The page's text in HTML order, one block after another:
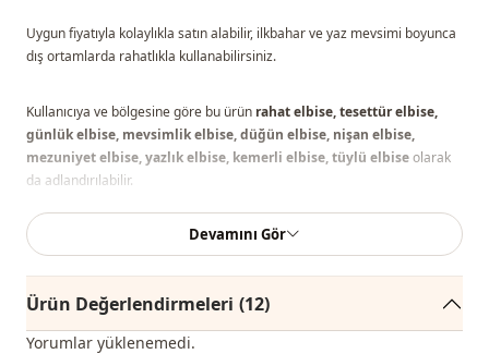
Uygun fiyatıyla kolaylıkla satın alabilir, ilkbahar ve yaz mevsimi boyunca
dış ortamlarda rahatlıkla kullanabilirsiniz.
Kullanıcıya ve bölgesine göre bu ürün rahat elbise, tesettür elbise,
günlük elbise, mevsimlik elbise, düğün elbise, nişan elbise,
mezuniyet elbise, yazlık elbise, kemerli elbise, tüylü elbiseolarak
da adlandırılabilir.
Giydiğiniz bedeni ölçü tablosuna bakarak belirleyebilir, size en uygun
bedeni sepetinize ekleyerek en iyi fiyata sipariş edebilirsiniz.
Not: Ürün içeriği elbiseden oluşmaktadır. (Ayakkabı, çanta ve
takılar dekor amaçlı kullanılmaktadır.)
Devamını Gör
Ürün Değerlendirmeleri (12)
Yorumlar yüklenemedi.